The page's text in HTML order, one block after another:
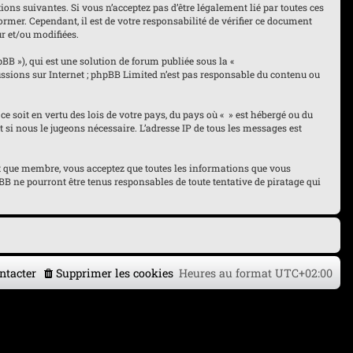
suivantes. Si vous n’acceptez pas d’être légalement lié par toutes ces
Cependant, il est de votre responsabilité de vérifier ce document
et/ou modifiées.
»), qui est une solution de forum publiée sous la «
sur Internet ; phpBB Limited n’est pas responsable du contenu ou
soit en vertu des lois de votre pays, du pays où « » est hébergé ou du
le jugeons nécessaire. L’adresse IP de tous les messages est
membre, vous acceptez que toutes les informations que vous
ne pourront être tenus responsables de toute tentative de piratage qui
Heures au format UTC+02:00
Supprimer les cookies